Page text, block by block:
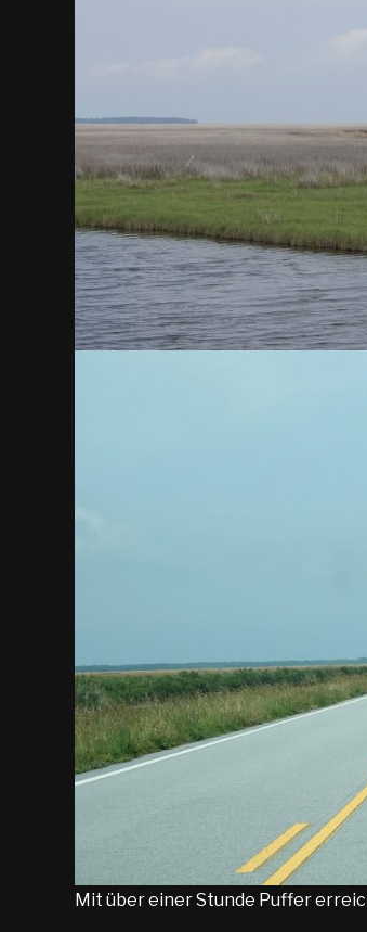
Mit über einer Stunde Puffer